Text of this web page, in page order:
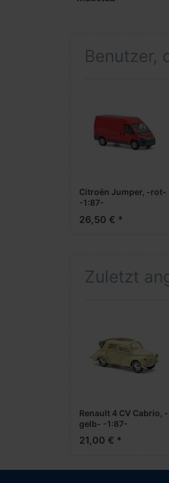
Benutzer,
Citroën Jumper, -rot-
-1:87-
26,50 € *
Zuletzt
Renault 4 CV Cabrio, -
gelb- -1:87-
21,00 € *